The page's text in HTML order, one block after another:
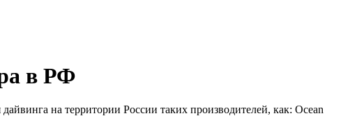
в РФ
на территории России таких производителей, как: Ocean